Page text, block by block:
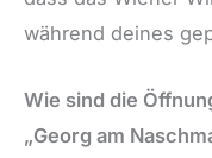
während deines
Wie sind die
„Georg am